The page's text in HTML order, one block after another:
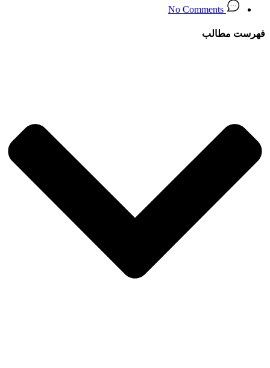
No Comments
فهرست مطالب